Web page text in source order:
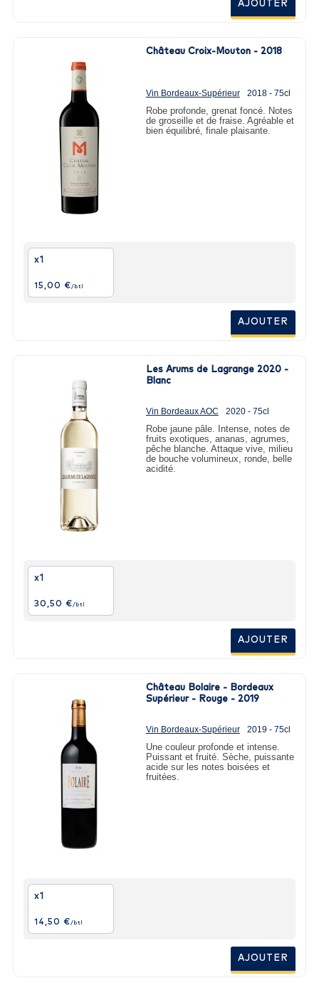
AJOUTER
Château Croix-Mouton - 2018
Vin Bordeaux-Supérieur 2018 - 75cl
Robe profonde, grenat foncé. Notes
de groseille et de fraise. Agréable et
bien équilibré, finale plaisante.
x1
15,00 €/btl
AJOUTER
Les Arums de Lagrange 2020 -
Blanc
Vin Bordeaux AOC 2020 - 75cl
Robe jaune pâle. Intense, notes de
fruits exotiques, ananas, agrumes,
pêche blanche. Attaque vive, milieu
de bouche volumineux, ronde, belle
acidité.
x1
30,50 €/btl
AJOUTER
Château Bolaire - Bordeaux
Supérieur - Rouge - 2019
Vin Bordeaux-Supérieur 2019 - 75cl
Une couleur profonde et intense.
Puissant et fruité. Sèche, puissante
acide sur les notes boisées et
fruitées.
x1
14,50 €/btl
AJOUTER